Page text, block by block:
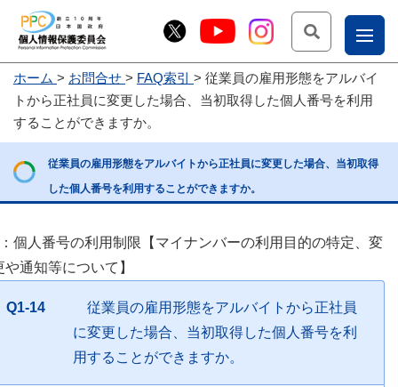
問
合
せ
こー
ー部
ホーム お問合せ FAQ索引
従業員の雇用形態をアルバイ
トから正社員に変更した場合、当初取得した個人番号を利用
することができますか。
従業員の雇用形態をアルバイトから正社員に変更した場合、当初取得
した個人番号を利用することができますか。
個人番号の利用制限【マイナンバーの利用目的の特定、変
や通知等について】
Q1-14
従業員の雇用形態をアルバイトから正社員
に変更した場合、当初取得した個人番号を利
用することができますか。